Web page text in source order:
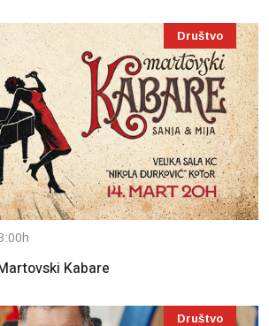
Društvo
Kabare
Društvo